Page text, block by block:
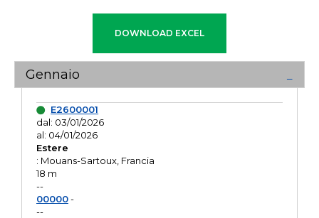
Gennaio
E2600001
dal: 03/01/2026
al: 04/01/2026
Estere
: Mouans-Sartoux, Francia
18 m
--
00000-
--